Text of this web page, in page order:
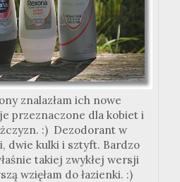
znalazłam ich nowe
przeznaczone dla kobiet i
:) Dezodorant w
dwie kulki i sztyft. Bardzo
takiej zwykłej wersji
wzięłam do łazienki. :)